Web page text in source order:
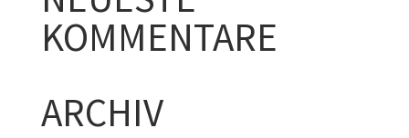
KOMMENTARE
ARCHIV